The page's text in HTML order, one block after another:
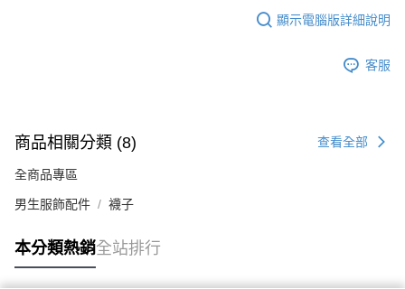
顯示電腦版詳細說明
客服
商品相關分類 (8) 查看全部
全商品專區
男生服飾配件 襪子
本分類熱銷全站排行